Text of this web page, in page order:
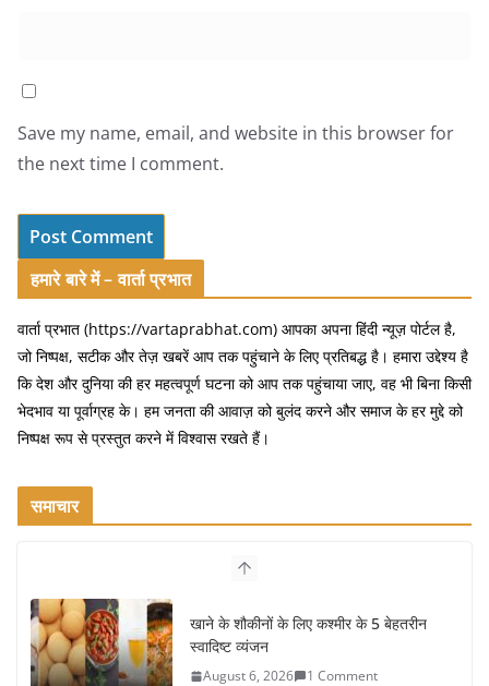
Save my name, email, and website in this browser for
the next time I comment.
हमारे बारे में – वार्ता प्रभात
वार्ता प्रभात (https://vartaprabhat.com) आपका अपना हिंदी न्यूज़ पोर्टल है,
जो निष्पक्ष, सटीक और तेज़ खबरें आप तक पहुंचाने के लिए प्रतिबद्ध है। हमारा उद्देश्य है
कि देश और दुनिया की हर महत्वपूर्ण घटना को आप तक पहुंचाया जाए, वह भी बिना किसी
भेदभाव या पूर्वाग्रह के। हम जनता की आवाज़ को बुलंद करने और समाज के हर मुद्दे को
निष्पक्ष रूप से प्रस्तुत करने में विश्वास रखते हैं।
समाचार
खाने के शौकीनों के लिए कश्मीर के 5 बेहतरीन
स्वादिष्ट व्यंजन
August 6, 2026 1 Comment